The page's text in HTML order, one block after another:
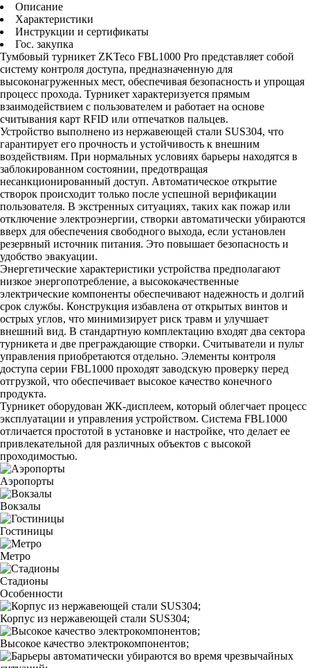
Описание
Характеристики
Инструкции и сертификаты
Гос. закупка
Тумбовый турникет ZKTeco FBL1000 Pro представляет собой
систему контроля доступа, предназначенную для
высоконагруженных мест, обеспечивая безопасность и упрощая
процесс прохода. Турникет характеризуется прямым
взаимодействием с пользователем и работает на основе
считывания карт RFID или отпечатков пальцев.
Устройство выполнено из нержавеющей стали SUS304, что
гарантирует его прочность и устойчивость к внешним
воздействиям. При нормальных условиях барьеры находятся в
заблокированном состоянии, предотвращая
несанкционированный доступ. Автоматическое открытие
створок происходит только после успешной верификации
пользователя. В экстренных ситуациях, таких как пожар или
отключение электроэнергии, створки автоматически убираются
вверх для обеспечения свободного выхода, если установлен
резервный источник питания. Это повышает безопасность и
удобство эвакуации.
Энергетические характеристики устройства предполагают
низкое энергопотребление, а высококачественные
электрические компоненты обеспечивают надежность и долгий
срок службы. Конструкция избавлена от открытых винтов и
острых углов, что минимизирует риск травм и улучшает
внешний вид. В стандартную комплектацию входят два сектора
турникета и две преграждающие створки. Считыватели и пульт
управления приобретаются отдельно. Элементы контроля
доступа серии FBL1000 проходят заводскую проверку перед
отгрузкой, что обеспечивает высокое качество конечного
продукта.
Турникет оборудован ЖК-дисплеем, который облегчает процесс
эксплуатации и управления устройством. Система FBL1000
отличается простотой в установке и настройке, что делает ее
привлекательной для различных объектов с высокой
проходимостью.
Аэропорты
Вокзалы
Гостиницы
Метро
Стадионы
Особенности
Корпус из нержавеющей стали SUS304;
Высокое качество электрокомпонентов;